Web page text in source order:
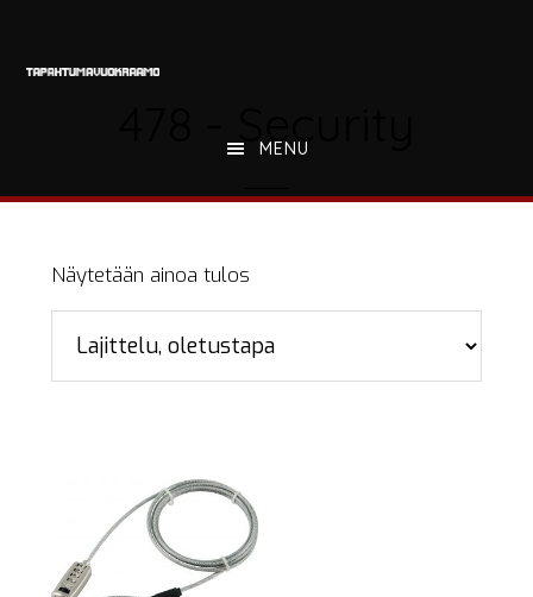
sivupalkkiin
MENU
Näytetään ainoa tulos